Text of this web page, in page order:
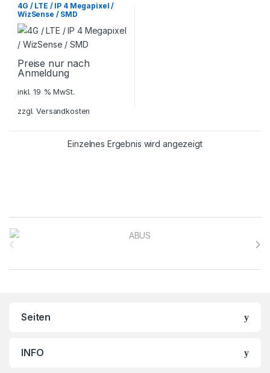
4G / LTE / IP 4 Megapixel /
WizSense / SMD
Preise nur nach
Anmeldung
inkl. 19 % MwSt.
zzgl.Versandkosten
Einzelnes Ergebnis wird angezeigt
Brands Carousel
Seiten
INFO